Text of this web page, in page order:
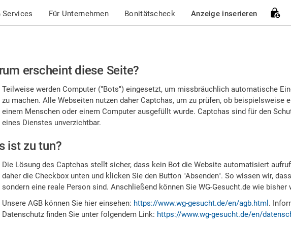
Services Für Unternehmen Bonitätscheck Anzeige inserieren
erscheint diese Seite?
Teilweise werden Computer ("Bots") eingesetzt, um missbräuchlich automatische
zu machen. Alle Webseiten nutzen daher Captchas, um zu prüfen, ob beispielsweise
einem Menschen oder einem Computer ausgefüllt wurde. Captchas sind für den
eines Dienstes unverzichtbar.
ist zu tun?
Die Lösung des Captchas stellt sicher, dass kein Bot die Website automatisiert
daher die Checkbox unten und klicken Sie den Button "Absenden". So wissen wir,
sondern eine reale Person sind. Anschließend können Sie WG-Gesucht.de wie bisher
Unsere AGB können Sie hier einsehen: https://www.wg-gesucht.de/en/agb.html .
Datenschutz finden Sie unter folgendem Link: https://www.wg-gesucht.de/en/